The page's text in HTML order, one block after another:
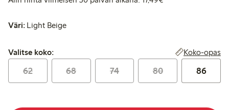
Väri: Light Beige
Valitse koko:
Valitse koko: Koko-opas
62 68 74 80 86